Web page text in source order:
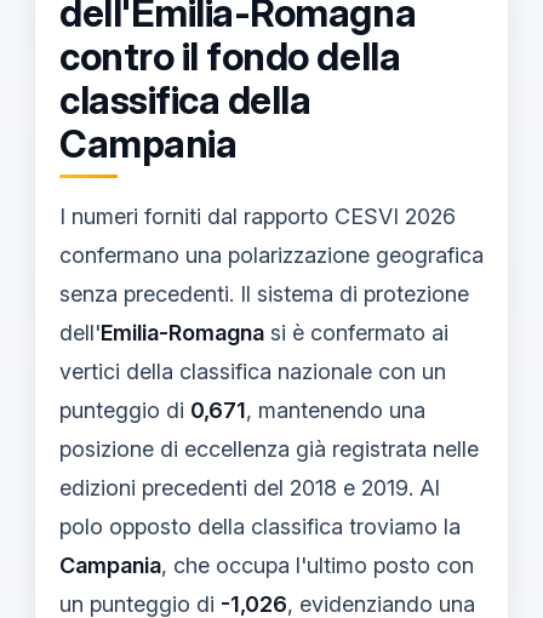
dell'Emilia-Romagna
contro il fondo della
classifica della
Campania
I numeri forniti dal rapporto CESVI 2026
confermano una polarizzazione geografica
senza precedenti. Il sistema di protezione
dell'Emilia-Romagna si è confermato ai
vertici della classifica nazionale con un
punteggio di 0,671, mantenendo una
posizione di eccellenza già registrata nelle
edizioni precedenti del 2018 e 2019. Al
polo opposto della classifica troviamo la
Campania, che occupa l'ultimo posto con
un punteggio di -1,026, evidenziando una